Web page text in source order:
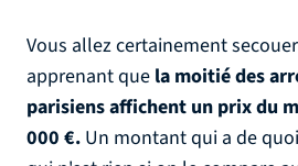
Vous allez certainement
apprenant que la moitié des
parisiens affichent un prix du
000 €. Un montant qui a de